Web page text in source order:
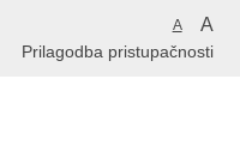
A A
Prilagodba pristupačnosti